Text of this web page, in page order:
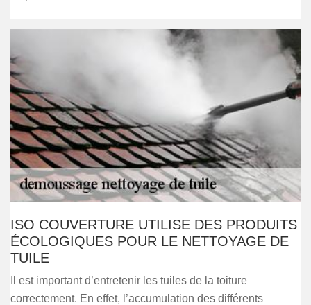
ISO COUVERTURE UTILISE DES PRODUITS
ÉCOLOGIQUES POUR LE NETTOYAGE DE
TUILE
Il est important d’entretenir les tuiles de la toiture
correctement. En effet, l’accumulation des différents